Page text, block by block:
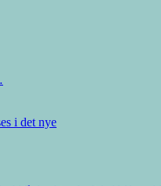
i det nye